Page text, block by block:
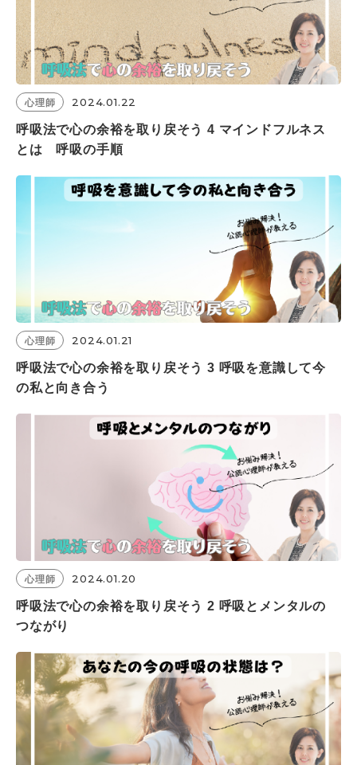
心理師 2024.01.22
呼吸法で心の余裕を取り戻そう 4 マインドフルネス
とは 呼吸の手順
心理師 2024.01.21
呼吸法で心の余裕を取り戻そう 3 呼吸を意識して今
の私と向き合う
心理師 2024.01.20
呼吸法で心の余裕を取り戻そう 2 呼吸とメンタルの
つながり